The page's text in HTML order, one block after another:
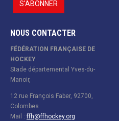
NOUS CONTACTER
FÉDÉRATION FRANÇAISE DE
HOCKEY
Stade départemental Yves-du-
Manoir,
12 rue François Faber, 92700,
Colombes
Mail :ffh@ffhockey.org